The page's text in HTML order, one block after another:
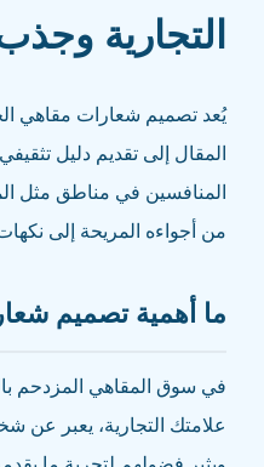
التجارية
يُعد تصميم شعارات مقاهي
المقال إلى تقديم دليل
المنافسين في مناطق مثل
من أجواءه المريحة إلى
ما أهمية تصميم
في سوق المقاهي المزدحم
علامتك التجارية، يعبر عن